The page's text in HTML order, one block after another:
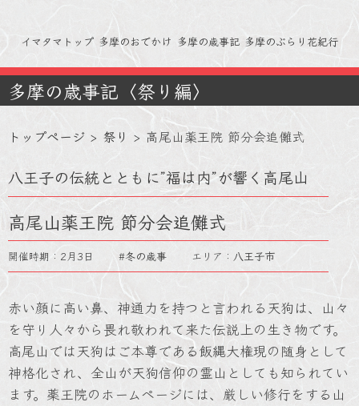
イマタマトップ 多摩のおでかけ 多摩の歳事記 多摩のぶらり花紀行
多摩の歳事記〈祭り編〉
トップページ > 祭り > 高尾山薬王院 節分会追儺式
八王子の伝統とともに”福は内”が響く高尾山
高尾山薬王院 節分会追儺式
開催時期：2月3日 #冬の歳事 エリア： 八王子市
赤い顔に高い鼻、神通力を持つと言われる天狗は、山々
を守り人々から畏れ敬われて来た伝説上の生き物です。
高尾山では天狗はご本尊である飯縄大権現の随身として
神格化され、全山が天狗信仰の霊山としても知られてい
ます。薬王院のホームページには、厳しい修行をする山